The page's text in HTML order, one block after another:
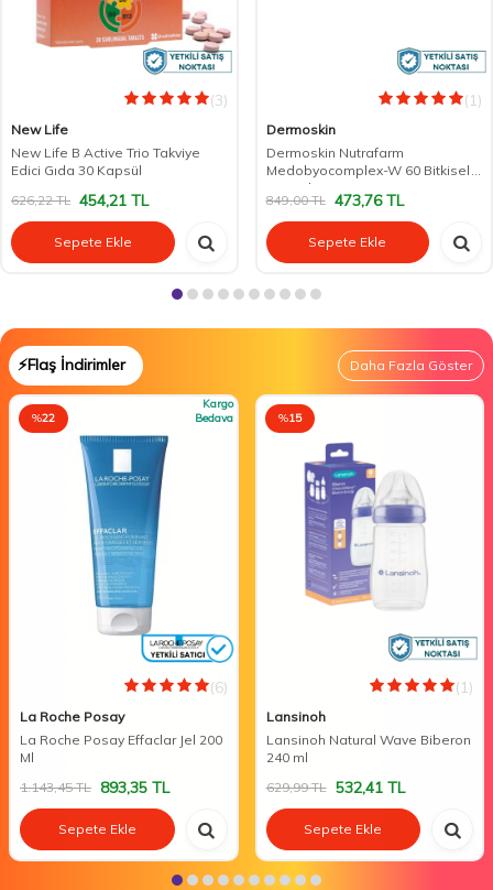
(3)
New Life
New Life B Active Trio Takviye
Edici Gıda 30 Kapsül
626,22TL 454,21 TL
Sepete Ekle
(1)
Dermoskin
Dermoskin Nutrafarm
Medobyocomplex-W 60 Bitkisel
Kapsül
849,00TL 473,76TL
Sepete Ekle
⚡Flaş İndirimler Daha Fazla Göster
%22
Kargo
Bedava
(6)
La Roche Posay
La Roche Posay Effaclar Jel 200
Ml
1.143,45TL 893,35 TL
Sepete Ekle
%15
(1)
Lansinoh
Lansinoh Natural Wave Biberon
240 ml
629,99TL 532,41TL
Sepete Ekle